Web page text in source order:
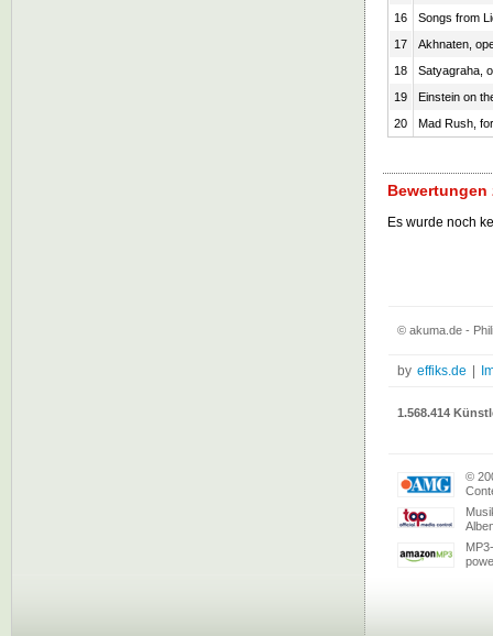
16
Songs from
17
Akhnaten,
18
Satyagraha,
19
Einstein on
20
Mad Rush,
Bewertungen
Es wurde noch
© akuma.de -
by effiks.de
1.568.414
©